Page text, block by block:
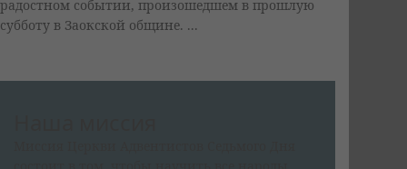
радостном событии, произошедшем в прошлую
субботу в Заокской общине. ...